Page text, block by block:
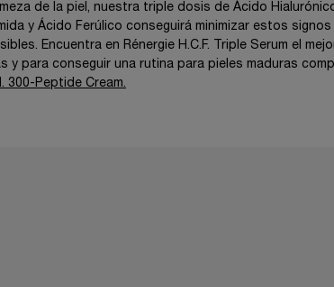
de la piel, nuestra triple dosis de Ácido
y Ácido Ferúlico conseguirá minimizar estos
Encuentra en Rénergie H.C.F. Triple Serum el
y para conseguir una rutina para pieles maduras
300-Peptide Cream.